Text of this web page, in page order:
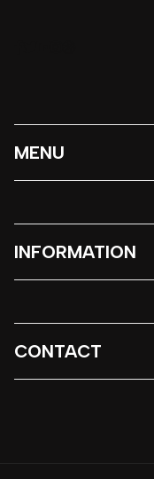
MENU
INFORMATION
CONTACT